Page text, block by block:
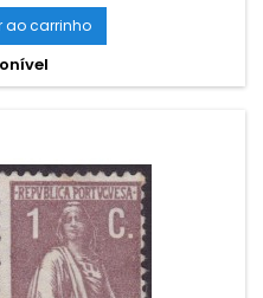
ao carrinho